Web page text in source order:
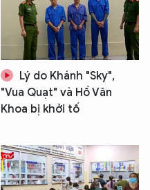
Lý do Khánh "Sky",
"Vua Quạt" và Hồ Văn
Khoa bị khởi tố